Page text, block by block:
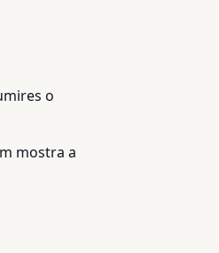
o
mostra a